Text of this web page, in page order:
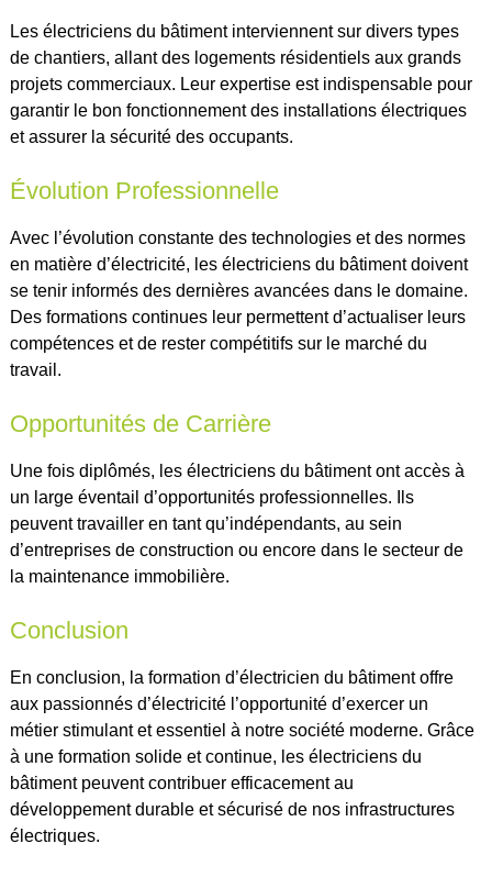
Les électriciens du bâtiment interviennent sur divers types
de chantiers, allant des logements résidentiels aux grands
projets commerciaux. Leur expertise est indispensable pour
garantir le bon fonctionnement des installations électriques
et assurer la sécurité des occupants.
Évolution Professionnelle
Avec l’évolution constante des technologies et des normes
en matière d’électricité, les électriciens du bâtiment doivent
se tenir informés des dernières avancées dans le domaine.
Des formations continues leur permettent d’actualiser leurs
compétences et de rester compétitifs sur le marché du
travail.
Opportunités de Carrière
Une fois diplômés, les électriciens du bâtiment ont accès à
un large éventail d’opportunités professionnelles. Ils
peuvent travailler en tant qu’indépendants, au sein
d’entreprises de construction ou encore dans le secteur de
la maintenance immobilière.
Conclusion
En conclusion, la formation d’électricien du bâtiment offre
aux passionnés d’électricité l’opportunité d’exercer un
métier stimulant et essentiel à notre société moderne. Grâce
à une formation solide et continue, les électriciens du
bâtiment peuvent contribuer efficacement au
développement durable et sécurisé de nos infrastructures
électriques.